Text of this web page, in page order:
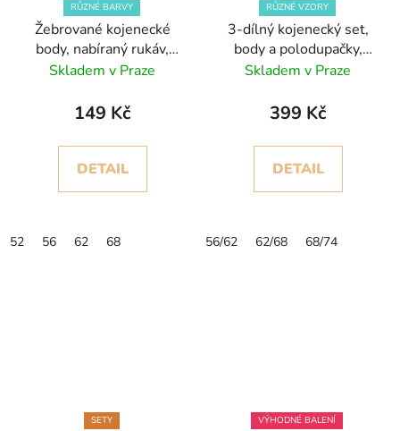
RŮZNÉ BARVY
Žebrované kojenecké
body, nabíraný rukáv,
krémová, růžová, hnědá
Skladem v Praze
149 Kč
DETAIL
52 56 62 68
RŮZNÉ VZORY
3-dílný kojenecký set,
body a polodupačky,
plyšový kabátek
Skladem v Praze
399 Kč
DETAIL
56/62 62/68 68/74
SETY VÝHODNÉ BALENÍ